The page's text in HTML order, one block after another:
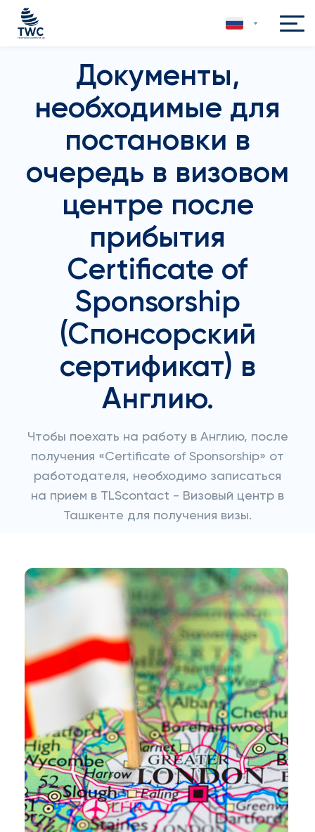
Документы,
необходимые для
постановки в
очередь в визовом
центре после
прибытия
Certificate of
Sponsorship
(Спонсорский
сертификат) в
Англию.
Чтобы поехать на работу в Англию, после
получения «Certificate of Sponsorship» от
работодателя, необходимо записаться
на прием в TLScontact - Визовый центр в
Ташкенте для получения визы.